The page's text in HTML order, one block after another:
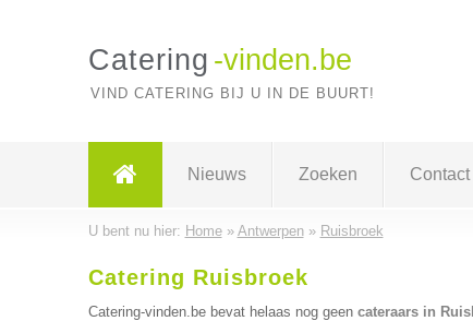
Catering -vinden.be
VIND CATERING BIJ U IN DE BUURT!
Nieuws Zoeken Contact
U bent nu hier: Home» Antwerpen» Ruisbroek
Catering Ruisbroek
Catering-vinden.be bevat helaas nog geen cateraars in